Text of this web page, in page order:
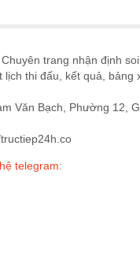
trang nhận định
lịch thi đấu, kết quả,
Văn Bạch, Phường 12,
telegram: